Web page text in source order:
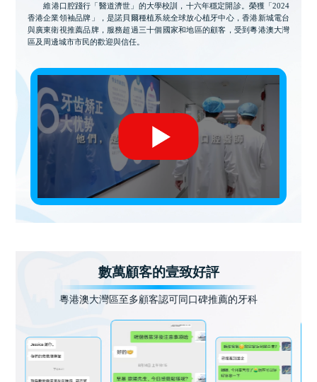
維港口腔踐行「醫道濟世」的大學校訓，十六年穩定開診。榮獲「2024
香港企業領袖品牌」，是諾貝爾種植系統全球放心植牙中心，香港新城電台
與廣東衛視推薦品牌，服務超過三十個國家和地區的顧客，受到粵港澳大灣
區及周邊城市市民的歡迎與信任。
數萬顧客的壹致好評
粵港澳大灣區至多顧客認可同口碑推薦的牙科